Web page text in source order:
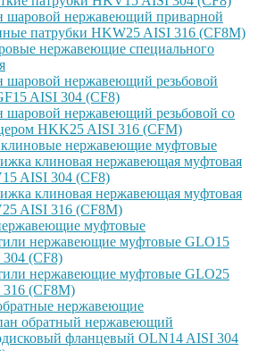
шаровой нержавеющий приварной
патрубки HKW25 AISI 316 (CF8M)
нержавеющие специального
шаровой нержавеющий резьбовой
AISI 304 (CF8)
шаровой нержавеющий резьбовой со
HKK25 AISI 316 (CFM)
нержавеющие муфтовые
клиновая нержавеющая муфтовая
AISI 304 (CF8)
клиновая нержавеющая муфтовая
AISI 316 (CF8M)
муфтовые
нержавеющие муфтовые GLO15
(CF8)
нержавеющие муфтовые GLO25
(CF8M)
нержавеющие
обратный нержавеющий
фланцевый OLN14 AISI 304